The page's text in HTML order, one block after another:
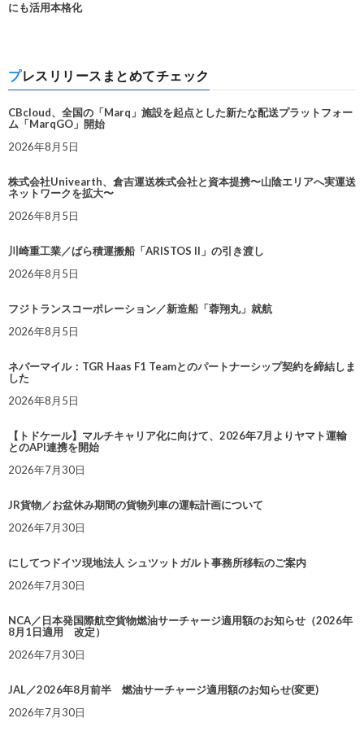
にも活用本格化
プレスリリースまとめてチェック
CBcloud、全国の「Marq」施設を起点とした新たな配送プラットフォー
ム「MarqGO」開始
2026年8月5日
株式会社Univearth、倉吉運送株式会社と資本提携〜山陰エリアへ実運送
ネットワークを拡大〜
2026年8月5日
川崎重工業／ばら積運搬船「ARISTOS II」の引き渡し
2026年8月5日
フジトランスコーポレーション／新造船「蓉翔丸」就航
2026年8月5日
ネバーマイル：TGR Haas F1 Teamとのパートナーシップ契約を締結しま
した
2026年8月5日
【トドケール】マルチキャリア化に向けて、2026年7月よりヤマト運輸
とのAPI連携を開始
2026年7月30日
JR貨物／お盆休み期間の貨物列車の運転計画について
2026年7月30日
にしてつドイツ現地法人 シュツットガルト事務所移転のご案内
2026年7月30日
NCA／日本発国際航空貨物燃油サーチャージ適用額のお知らせ（2026年
8月1日適用 改定）
2026年7月30日
JAL／2026年8月前半 燃油サーチャージ適用額のお知らせ(変更)
2026年7月30日